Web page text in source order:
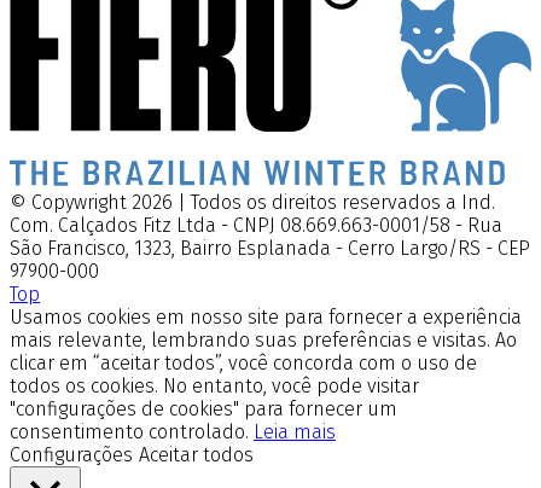
© Copywright 2026 | Todos os direitos reservados a Ind.
Com. Calçados Fitz Ltda - CNPJ 08.669.663-0001/58 - Rua
São Francisco, 1323, Bairro Esplanada - Cerro Largo/RS - CEP
97900-000
Top
Usamos cookies em nosso site para fornecer a experiência
mais relevante, lembrando suas preferências e visitas. Ao
clicar em “aceitar todos”, você concorda com o uso de
todos os cookies. No entanto, você pode visitar
"configurações de cookies" para fornecer um
consentimento controlado. Leia mais
Configurações Aceitar todos